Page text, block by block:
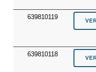
639810119
639810118